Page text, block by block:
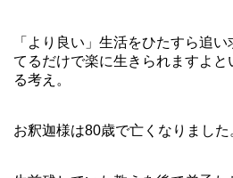
「より良い」生活をひたすら追
てるだけで楽に生きられますよ
る考え。
お釈迦様は80歳で亡くなりました